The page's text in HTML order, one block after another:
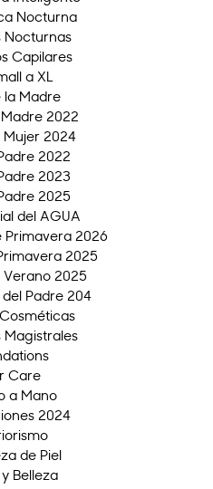
Nocturna
Nocturnas
Capilares
a XL
la Madre
2022
Mujer 2024
2022
2023
2025
del AGUA
Primavera 2026
2025
Verano 2025
del Padre 204
Magistrales
Care
a Mano
2024
de Piel
Belleza